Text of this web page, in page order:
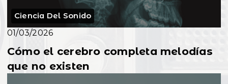
Ciencia Del Sonido
01/03/2026
Cómo el cerebro completa melodías
que no existen